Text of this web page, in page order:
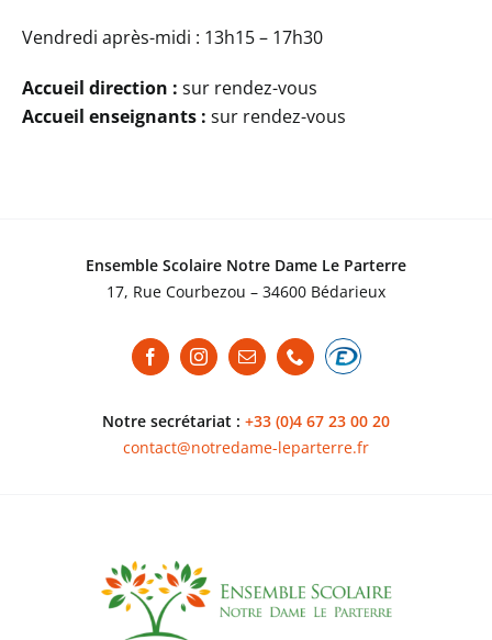
Vendredi après-midi : 13h15 – 17h30
Accueil direction : sur rendez-vous
Accueil enseignants : sur rendez-vous
Ensemble Scolaire Notre Dame Le Parterre
17, Rue Courbezou – 34600 Bédarieux
Notre secrétariat : +33 (0)4 67 23 00 20
contact@notredame-leparterre.fr